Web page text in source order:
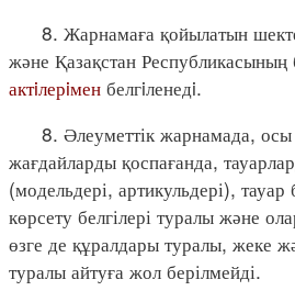
8. Жарнамаға қойылатын
және Қазақстан Республикасының
актiлерiмен белгiленедi.
8. Әлеуметтік жарнамада, осы
жағдайларды қоспағанда,
(модельдері, артикульдері), тауар
көрсету белгілері туралы және
өзге де құралдары туралы, жеке
туралы айтуға жол берілмейді.